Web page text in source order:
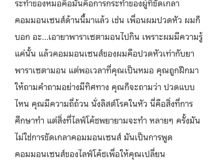
ระทำของหมอคือมันคือการกระทำของผู้ที่ขัดเกลา
คอมมอนเซนส์ด้านนี้มาแล้ว เช่น เพื่อนผมปวดหัว ผมก็
บอก อะ…เอายาพาราเซตามอนไปกิน เพราะผมมีความรู้
แค่นั้น แล้วคอมมอนเซนส์ของผมคือปวดหัวเท่ากับยา
พาราเซตามอน แต่พอเวลาที่คุณเป็นหมอ คุณถูกฝึกมา
ให้ถามคำถามอย่างมีทิศทาง คุณก็จะถามว่า ปวดแบบ
ไหน คุณมีความถี่ถ้วน นั่งลิสต์โรคในหัว นี่คือสิ่งที่การ
ศึกษาทำ แต่สิ่งที่ไลฟ์โค้ชพยายามจะทำ หลายๆ ครั้งมัน
ไม่ใช่การขัดเกลาคอมมอนเซนส์ มันเป็นการพูด
คอมมอนเซนส์ของไลฟ์โค้ชเพื่อให้คุณเปลี่ยน